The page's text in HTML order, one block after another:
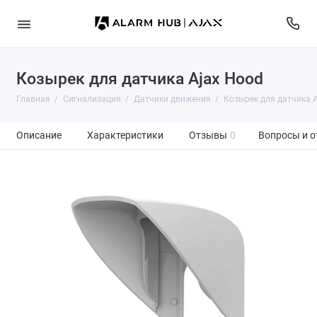
Козырек для датчика Ajax Hood
Главная Сигнализация Датчики движения Козырек для датчика
Описание Характеристики Отзывы 0 Вопросы и